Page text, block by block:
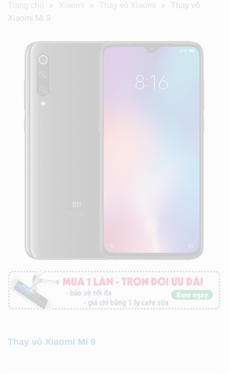
Trang chủ » Xiaomi » Thay vỏ Xiaomi »
Thay vỏ
Xiaomi Mi 9
Thay vỏ Xiaomi Mi 9